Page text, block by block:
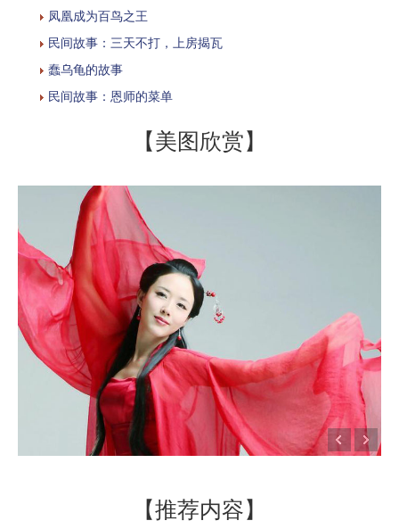
凤凰成为百鸟之王
民间故事：三天不打，上房揭瓦
蠢乌龟的故事
民间故事：恩师的菜单
【美图欣赏】
【推荐内容】